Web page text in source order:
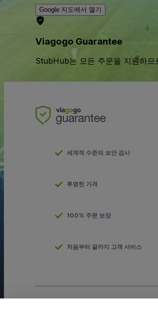
Google 지도에서 열기
Viagogo Guarantee
StubHub는 모든 주문을 지원하
세계적 수준의 보안 검사
투명한 가격
100% 주문 보장
처음부터 끝까지 고객 서비스